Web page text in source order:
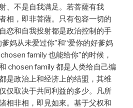
、不是自我满足。若菩薩有我
相，即非菩薩。只有包容一切的
恋和自我投射都是政治控制的手
妈从未爱过你”和“爱你的好爹妈
family 也能给你”的时候，
chosen family 都是人类给自己编
是政治上和经济上的结盟，其维
仅取决于共同利益的多少。凡所
相非相，即見如來。基于父权和